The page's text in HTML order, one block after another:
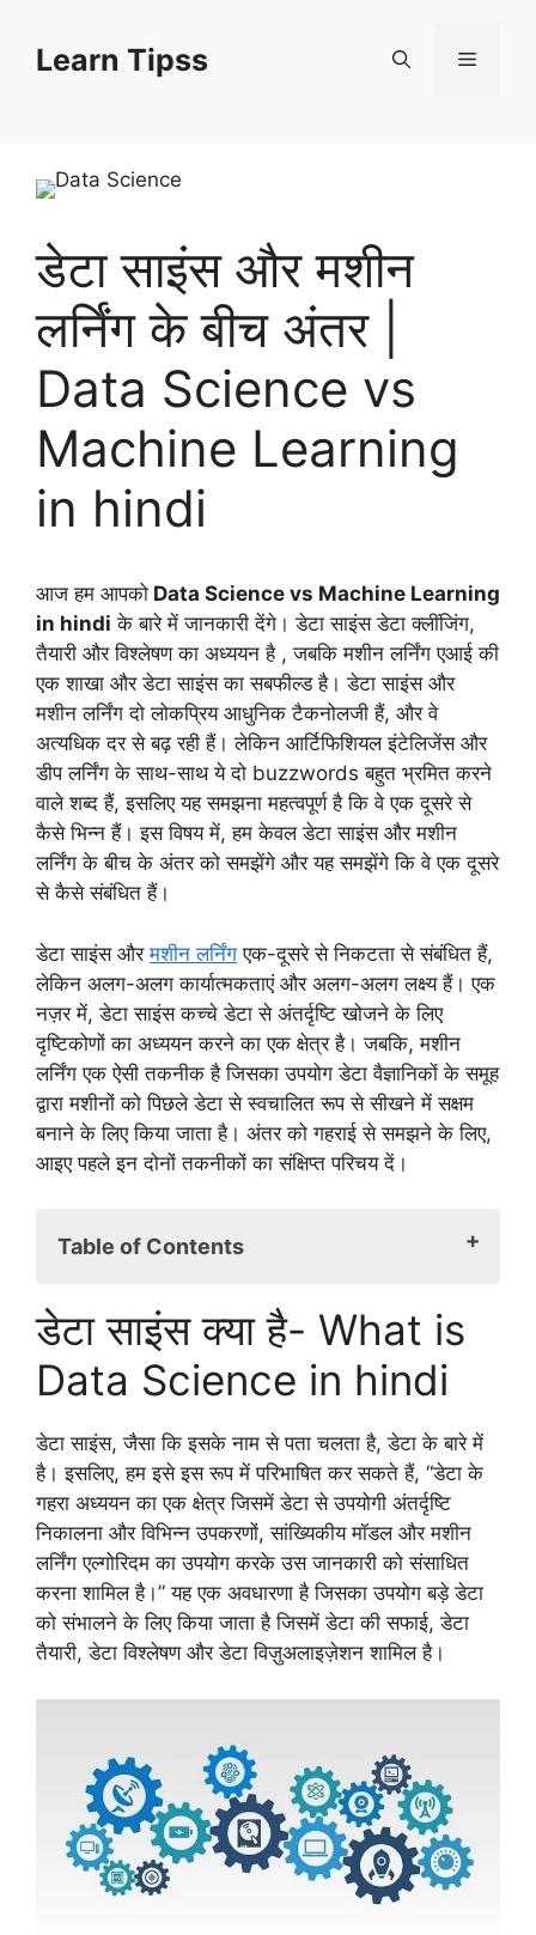
contentLearn Tipss Menu
डेटा साइंस और मशीन
लर्निंग के बीच अंतर |
Data Science vs
Machine Learning
in hindi
आज हम आपको Data Science vs Machine Learning
in hindi के बारे में जानकारी देंगे। डेटा साइंस डेटा क्लींजिंग,
तैयारी और विश्लेषण का अध्ययन है , जबकि मशीन लर्निंग एआई की
एक शाखा और डेटा साइंस का सबफील्ड है। डेटा साइंस और
मशीन लर्निंग दो लोकप्रिय आधुनिक टैकनोलजी हैं, और वे
अत्यधिक दर से बढ़ रही हैं। लेकिन आर्टिफिशियल इंटेलिजेंस और
डीप लर्निंग के साथ-साथ ये दो buzzwords बहुत भ्रमित करने
वाले शब्द हैं, इसलिए यह समझना महत्वपूर्ण है कि वे एक दूसरे से
कैसे भिन्न हैं। इस विषय में, हम केवल डेटा साइंस और मशीन
लर्निंग के बीच के अंतर को समझेंगे और यह समझेंगे कि वे एक दूसरे
से कैसे संबंधित हैं।
डेटा साइंस औरमशीन लर्निंग एक-दूसरे से निकटता से संबंधित हैं,
लेकिन अलग-अलग कार्यात्मकताएं और अलग-अलग लक्ष्य हैं। एक
नज़र में, डेटा साइंस कच्चे डेटा से अंतर्दृष्टि खोजने के लिए
दृष्टिकोणों का अध्ययन करने का एक क्षेत्र है। जबकि, मशीन
लर्निंग एक ऐसी तकनीक है जिसका उपयोग डेटा वैज्ञानिकों के समूह
द्वारा मशीनों को पिछले डेटा से स्वचालित रूप से सीखने में सक्षम
बनाने के लिए किया जाता है। अंतर को गहराई से समझने के लिए,
आइए पहले इन दोनों तकनीकों का संक्षिप्त परिचय दें।
Table of Contents
hindi
मशीन लर्निंग क्या है- What is machine learning
in hindi
व्यावसायिक आवश्यकताएँ:
डेटा अधिग्रहण:
डाटा प्रोसेसिंग:
डेटा एक्सप्लोरेशन:
मॉडलिंग:
तैनाती और अनुकूलन:
डेटा साइंस और मशीन लर्निंग के बीच अंतर
डेटा साइंस क्या है- What is
Data Science in hindi
डेटा साइंस, जैसा कि इसके नाम से पता चलता है, डेटा के बारे में
है। इसलिए, हम इसे इस रूप में परिभाषित कर सकते हैं, “डेटा के
गहरा अध्ययन का एक क्षेत्र जिसमें डेटा से उपयोगी अंतर्दृष्टि
निकालना और विभिन्न उपकरणों, सांख्यिकीय मॉडल और मशीन
लर्निंग एल्गोरिदम का उपयोग करके उस जानकारी को संसाधित
करना शामिल है।” यह एक अवधारणा है जिसका उपयोग बड़े डेटा
को संभालने के लिए किया जाता है जिसमें डेटा की सफाई, डेटा
तैयारी, डेटा विश्लेषण और डेटा विज़ुअलाइज़ेशन शामिल है।